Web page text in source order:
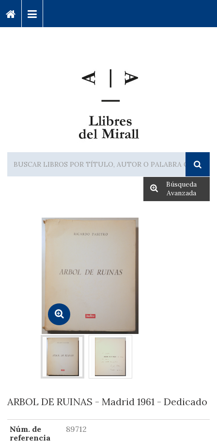
Búsqueda
Avanzada
ARBOL DE RUINAS - Madrid 1961 - Dedicado
Núm. de
referencia
89712